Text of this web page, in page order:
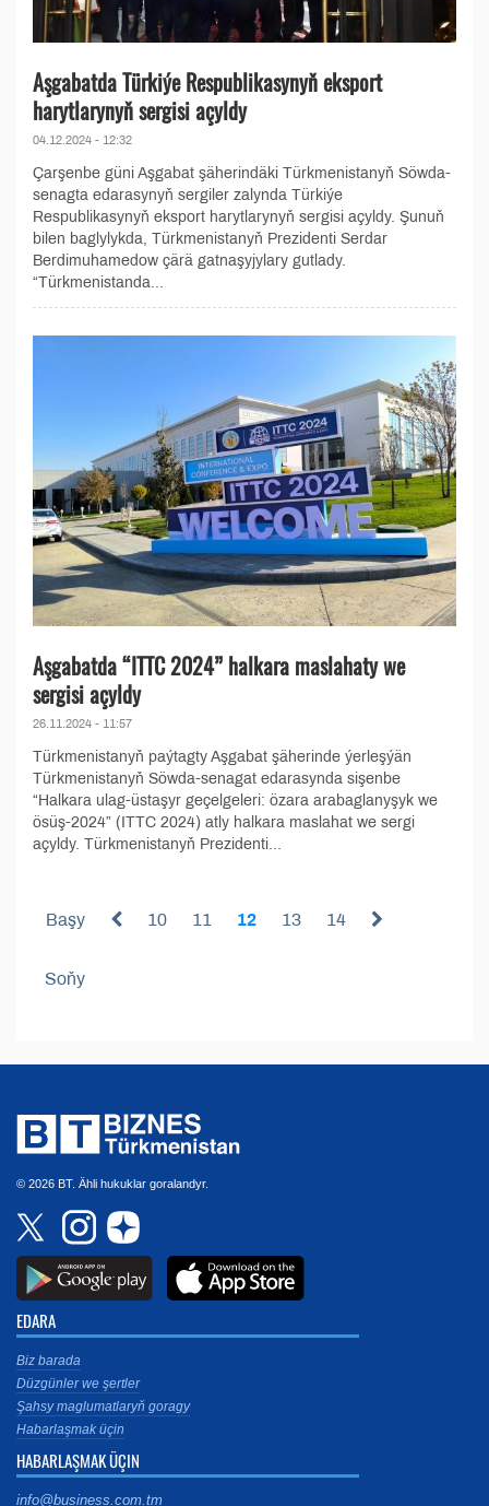
Aşgabatda Türkiýe Respublikasynyň eksport
harytlarynyň sergisi açyldy
04.12.2024 - 12:32
Çarşenbe güni Aşgabat şäherindäki Türkmenistanyň Söwda-
senagta edarasynyň sergiler zalynda Türkiýe
Respublikasynyň eksport harytlarynyň sergisi açyldy. Şunuň
bilen baglylykda, Türkmenistanyň Prezidenti Serdar
Berdimuhamedow çärä gatnaşyjylary gutlady.
“Türkmenistanda...
Aşgabatda “ITTC 2024” halkara maslahaty we
sergisi açyldy
26.11.2024 - 11:57
Türkmenistanyň paýtagty Aşgabat şäherinde ýerleşýän
Türkmenistanyň Söwda-senagat edarasynda sişenbe
“Halkara ulag-üstaşyr geçelgeleri: özara arabaglanyşyk we
ösüş-2024” (ITTC 2024) atly halkara maslahat we sergi
açyldy. Türkmenistanyň Prezidenti...
Başy 10 11 12 13 14
Soňy
© 2026 BT. Ähli hukuklar goralandyr.
EDARA
Biz barada
Düzgünler we şertler
Şahsy maglumatlaryň goragy
Habarlaşmak üçin
HABARLAŞMAK ÜÇIN
info@business.com.tm